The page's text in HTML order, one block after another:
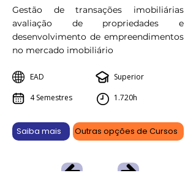
Gestão de transações imobiliárias
avaliação de propriedades e
desenvolvimento de empreendimentos
no mercado imobiliário
EAD
4 Semestres
Superior
1.720h
Saiba mais Outras opções de Cursos